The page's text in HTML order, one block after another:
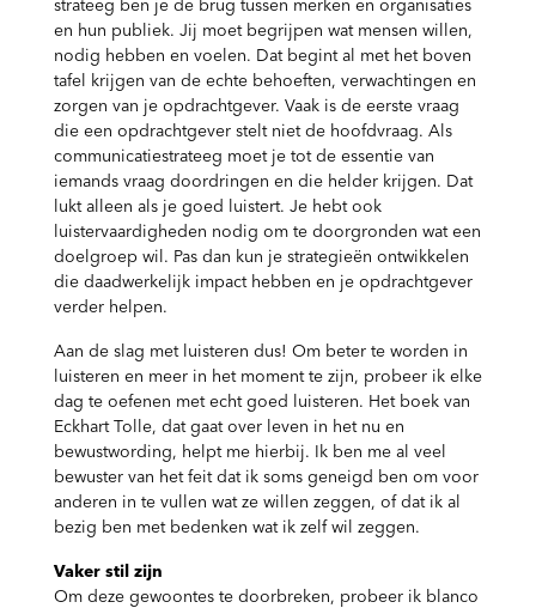
strateeg ben je de brug tussen merken en organisaties
en hun publiek. Jij moet begrijpen wat mensen willen,
nodig hebben en voelen. Dat begint al met het boven
tafel krijgen van de echte behoeften, verwachtingen en
zorgen van je opdrachtgever. Vaak is de eerste vraag
die een opdrachtgever stelt niet de hoofdvraag. Als
communicatiestrateeg moet je tot de essentie van
iemands vraag doordringen en die helder krijgen. Dat
lukt alleen als je goed luistert. Je hebt ook
luistervaardigheden nodig om te doorgronden wat een
doelgroep wil. Pas dan kun je strategieën ontwikkelen
die daadwerkelijk impact hebben en je opdrachtgever
verder helpen.
Aan de slag met luisteren dus! Om beter te worden in
luisteren en meer in het moment te zijn, probeer ik elke
dag te oefenen met echt goed luisteren. Het boek van
Eckhart Tolle, dat gaat over leven in het nu en
bewustwording, helpt me hierbij. Ik ben me al veel
bewuster van het feit dat ik soms geneigd ben om voor
anderen in te vullen wat ze willen zeggen, of dat ik al
bezig ben met bedenken wat ik zelf wil zeggen.
Vaker stil zijn
Om deze gewoontes te doorbreken, probeer ik blanco